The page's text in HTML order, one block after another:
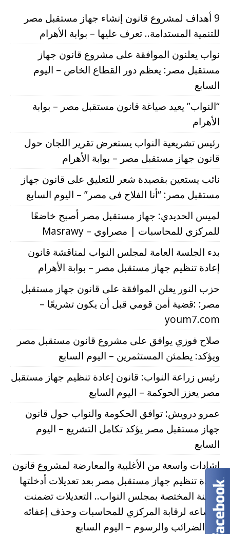
9 أهداف لمشروع قانون إنشاء جهاز مستقبل مصر
للتنمية المستدامة.. تعرف عليها – بوابة الأهرام
نواب يعلنون الموافقة على مشروع قانون جهاز
مستقبل مصر: يعظم دور القطاع الخاص – اليوم
السابع
“النواب” يعيد صياغة قانون مستقبل مصر – بوابة
الأهرام
رئيس تشريعية النواب يستعرض تقرير اللجان حول
قانون جهاز مستقبل مصر – بوابة الأهرام
نائب يستعين بقصيدة شعر للتعليق على قانون جهاز
مستقبل مصر: “أنا الفلاح فى مصر” – اليوم السابع
لميس الحديدي: جهاز مستقبل مصر أصبح خاضعًا
للمركزي للمحاسبات | مصراوي – Masrawy
بدء الجلسة العامة لمجلس النواب لمناقشة قانون
إعادة تنظيم جهاز مستقبل مصر – بوابة الأهرام
حزب النور يعلن الموافقة على قانون جهاز مستقبل
مصر: :قضية أمن قومي قبل أن يكون تشريعًا –
youm7.com
صلاح فوزي يوافق على مشروع قانون مستقبل مصر
ويؤكد: يطمئن المستثمرين – اليوم السابع
رئيس زراعة النواب: قانون إعادة تنظيم جهاز مستقبل
مصر يعزز الحوكمة – اليوم السابع
عمرو درويش: توافق الحكومة والنواب حول قانون
جهاز مستقبل مصر يؤكد تكامل التشريع – اليوم
السابع
إشادات واسعة من الأغلبية والمعارضة لمشروع قانون
إعادة تنظيم جهاز مستقبل مصر بعد تعديلات أدخلتها
اللجنة المختصة بمجلس النواب.. التعديلات تضمنت
إخضاعه لرقابة المركزي للمحاسبات وحذف إعفائه
من الضرائب والرسوم – اليوم السابع